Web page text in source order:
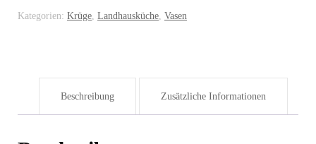
Grün
Kategorien: Krüge Landhausküche Vasen
Beschreibung Zusätzliche Informationen